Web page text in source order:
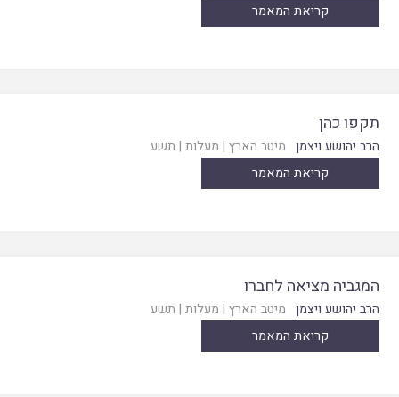
קריאת המאמר
תקפו כהן
הרב יהושע ויצמן מיטב הארץ | מעלות | תשע
קריאת המאמר
המגביה מציאה לחברו
הרב יהושע ויצמן מיטב הארץ | מעלות | תשע
קריאת המאמר